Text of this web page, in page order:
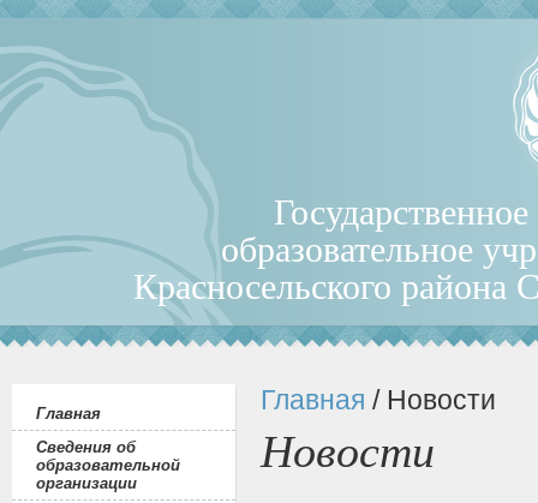
Главная
Сведения об
образовательной
организации
Главная / Новости
Новости
образовательное
Красносельского